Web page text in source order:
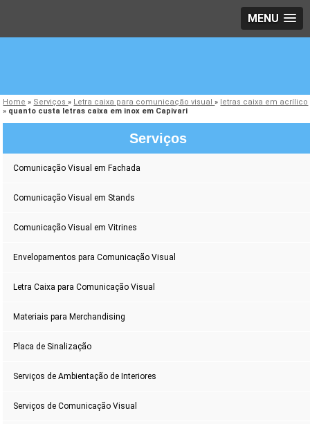
MENU
Home » Serviços» Letra caixa para comunicação visual» letras caixa em acrílico
» quanto custa letras caixa em inox em Capivari
Serviços
Comunicação Visual em Fachada
Comunicação Visual em Stands
Comunicação Visual em Vitrines
Envelopamentos para Comunicação Visual
Letra Caixa para Comunicação Visual
Materiais para Merchandising
Placa de Sinalização
Serviços de Ambientação de Interiores
Serviços de Comunicação Visual